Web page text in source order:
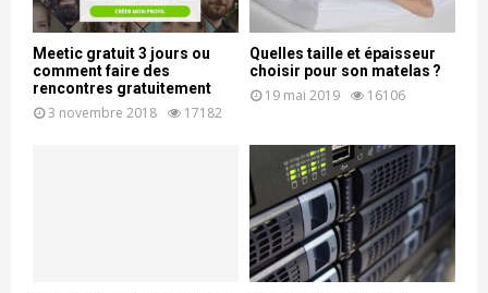
Meetic gratuit 3 jours ou
comment faire des
rencontres gratuitement
3 novembre 2018 17182
Quelles taille et épaisseur
choisir pour son matelas ?
19 mai 2019 16106